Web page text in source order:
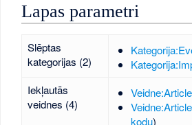
Lapas parametri
Slēptas
kategorijas (2)
Iekļautās
veidnes (4)
kodu)